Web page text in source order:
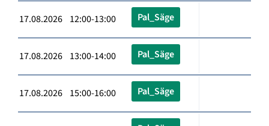
17.08.2026 12:00-13:00 Pal_Säge
17.08.2026 13:00-14:00 Pal_Säge
17.08.2026 15:00-16:00 Pal_Säge